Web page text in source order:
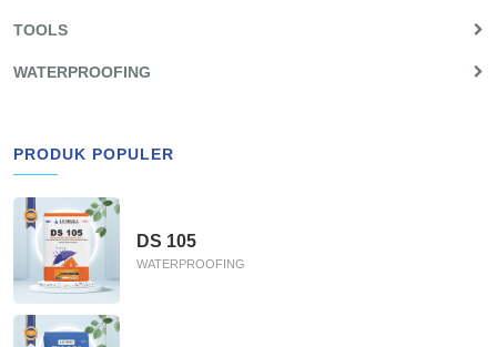
TOOLS
WATERPROOFING
PRODUK POPULER
DS 105
WATERPROOFING